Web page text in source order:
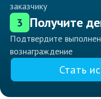
заказчику
3 Получите
Подтвердите
вознаграждение
Стать